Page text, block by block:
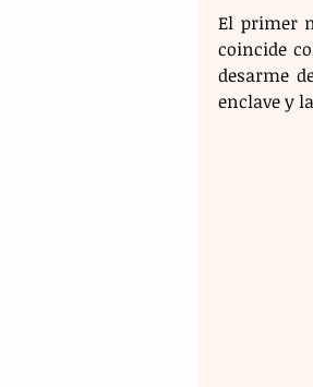
El primer
coincide
desarme
enclave y